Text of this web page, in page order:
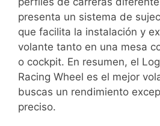
presenta un sistema de
que facilita la instalación y
volante tanto en una mesa
o cockpit. En resumen, el
Racing Wheel es el mejor
buscas un rendimiento
preciso.